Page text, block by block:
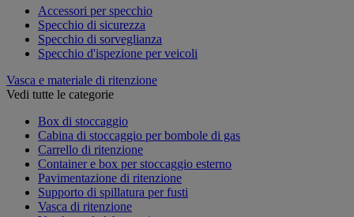
Accessori per specchio
Specchio di sicurezza
Specchio di sorveglianza
Specchio d'ispezione per veicoli
Vasca e materiale di ritenzione
Vedi tutte le categorie
Box di stoccaggio
Cabina di stoccaggio per bombole di gas
Carrello di ritenzione
Container e box per stoccaggio esterno
Pavimentazione di ritenzione
Supporto di spillatura per fusti
Vasca di ritenzione